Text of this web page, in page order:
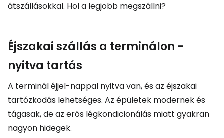
átszállásokkal. Hol a legjobb megszállni?
Éjszakai szállás a terminálon -
nyitva tartás
A terminál éjjel-nappal nyitva van, és az éjszakai
tartózkodás lehetséges. Az épületek modernek és
tágasak, de az erős légkondicionálás miatt gyakran
nagyon hidegek.